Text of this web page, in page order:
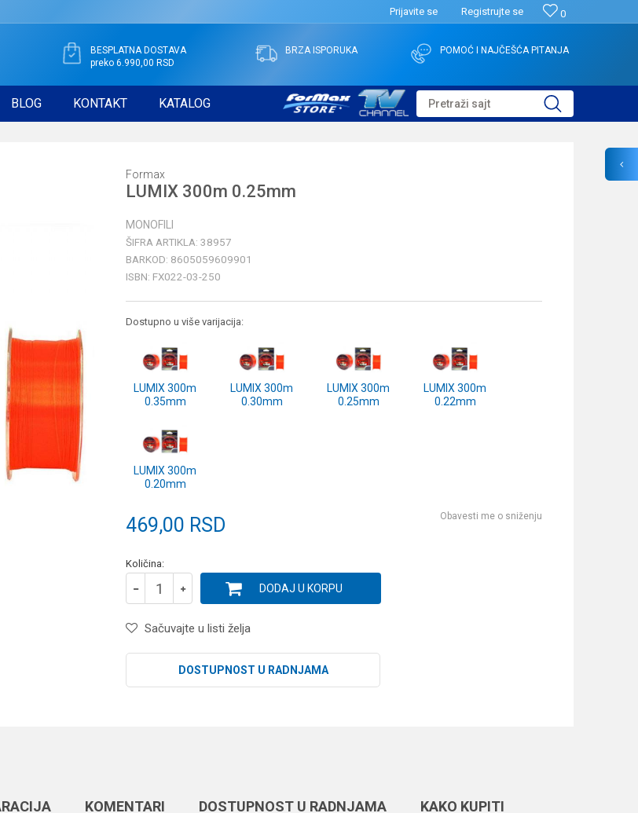
0
Prijavite se Registrujte se
BESPLATNA DOSTAVA
preko 6.990,00 RSD
BRZA ISPORUKA POMOĆ I NAJČEŠĆA PITANJA
BLOG KONTAKT KATALOG Pretraži sajt
Formax
LUMIX 300m 0.25mm
MONOFILI
ŠIFRA ARTIKLA: 38957
BARKOD: 8605059609901
ISBN: FX022-03-250
Dostupno u više varijacija:
LUMIX 300m
0.35mm
LUMIX 300m
0.30mm
LUMIX 300m
0.25mm
LUMIX 300m
0.22mm
LUMIX 300m
0.20mm
469,00 RSD Obavesti me o sniženju
Količina:
DODAJ U KORPU
Sačuvajte u listi želja
DOSTUPNOST U RADNJAMA
KOMENTARI DOSTUPNOST U RADNJAMA KAKO KUPITI